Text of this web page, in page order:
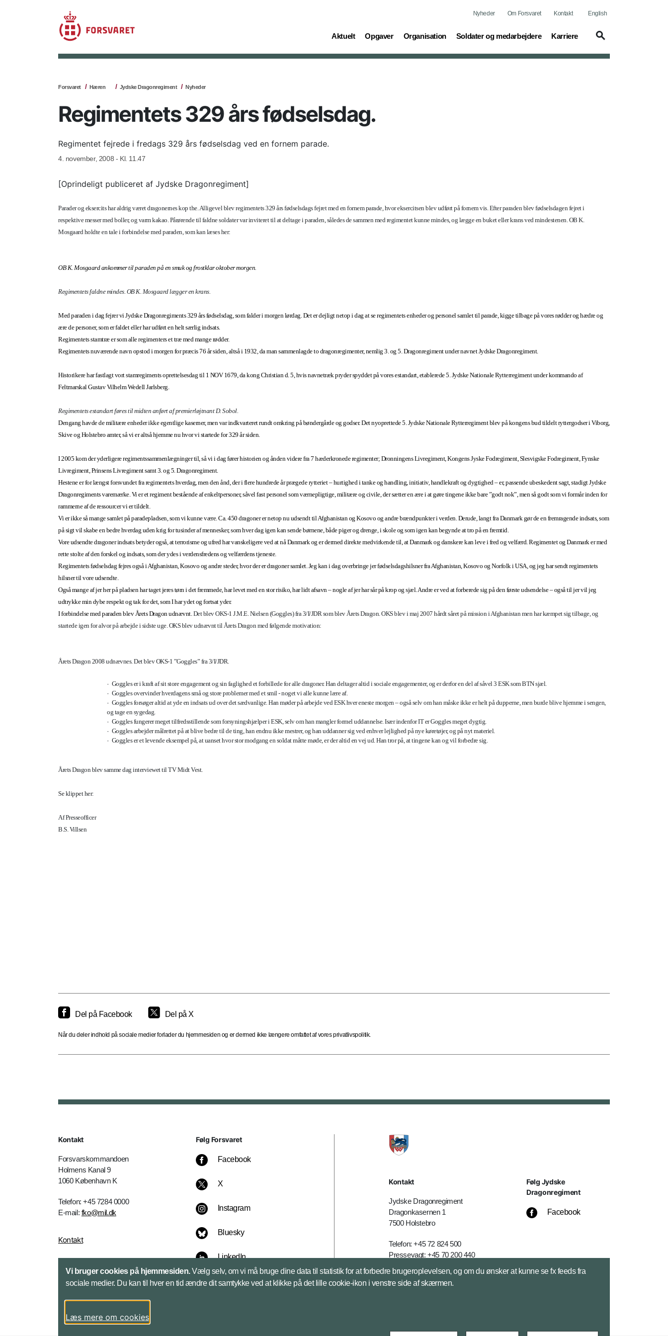
Nyheder Om Forsvaret Kontakt English
Aktuelt
(current) Opgaver
(current) Organisation
(current) Soldater og medarbejdere
(current) Karriere
(current)
Forsvaret Hæren Jydske Dragonregiment Nyheder
Regimentets 329 års fødselsdag.
Regimentet fejrede i fredags 329 års fødselsdag ved en fornem parade.
4. november, 2008 - Kl. 11.47
[Oprindeligt publiceret af Jydske Dragonregiment]
Parader og eksercits har aldrig været dragonernes kop the. Alligevel blev regimentets 329 års fødselsdags fejret med en fornem parade, hvor eksercitsen blev udført på fornem vis. Efter paraden blev fødselsdagen fejret i
respektive messer med boller, og varm kakao. Pårørende til faldne soldater var inviteret til at deltage i paraden, således de sammen med regimentet kunne mindes, og lægge en buket eller krans ved mindestenen. OB K.
Mosgaard holdte en tale i forbindelse med paraden, som kan læses her:
OB K. Mosgaard ankommer til paraden på en smuk og frostklar oktober morgen.
Regimentets faldne mindes. OB K. Mosgaard lægger en krans.
Med paraden i dag fejrer vi Jydske Dragonregiments 329 års fødselsdag, som falder i morgen lørdag. Det er dejligt netop i dag at se regimentets enheder og personel samlet til parade, kigge tilbage på vores rødder og hædre og
ære de personer, som er faldet eller har udført en helt særlig indsats.
Regimentets stamtræ er som alle regimenters et træ med mange rødder.
Regimentets nuværende navn opstod i morgen for præcis 76 år siden, altså i 1932, da man sammenlagde to dragonregimenter, nemlig 3. og 5. Dragonregiment under navnet Jydske Dragonregiment.
Historikere har fastlagt vort stamregiments oprettelsesdag til 1 NOV 1679, da kong Christian d. 5, hvis navnetræk pryder spyddet på vores estandart, etablerede 5. Jydske Nationale Rytterregiment under kommando af
Feltmarskal Gustav Vilhelm Wedell Jarlsberg.
Regimentets estandart føres til midten anført af premierløjtnant D. Sobol.
Dengang havde de militære enheder ikke egentlige kaserner, men var indkvarteret rundt omkring på bøndergårde og godser. Det nyoprettede 5. Jydske Nationale Rytterregiment blev på kongens bud tildelt ryttergodser i Viborg,
Skive og Holstebro amter, så vi er altså hjemme nu hvor vi startede for 329 år siden.
I 2005 kom der yderligere regimentssammenlægninger til, så vi i dag fører historien og ånden videre fra 7 hæderkronede regimenter; Dronningens Livregiment, Kongens Jyske Fodregiment, Slesvigske Fodregiment, Fynske
Livregiment, Prinsens Livregiment samt 3. og 5. Dragonregiment.
Hestene er for længst forsvundet fra regimentets hverdag, men den ånd, der i flere hundrede år prægede rytteriet – hurtighed i tanke og handling, initiativ, handlekraft og dygtighed – er, passende ubeskedent sagt, stadigt Jydske
Dragonregiments varemærke. Vi er et regiment bestående af enkeltpersoner, såvel fast personel som værnepligtige, militære og civile, der sætter en ære i at gøre tingene ikke bare ”godt nok”, men så godt som vi formår inden for
rammerne af de ressourcer vi er tildelt.
Vi er ikke så mange samlet på paradepladsen, som vi kunne være. Ca. 450 dragoner er netop nu udsendt til Afghanistan og Kosovo og andre brændpunkter i verden. Derude, langt fra Danmark gør de en fremragende indsats, som
på sigt vil skabe en bedre hverdag uden krig for tusinder af mennesker, som hver dag igen kan sende børnene, både piger og drenge, i skole og som igen kan begynde at tro på en fremtid.
Vore udsendte dragoner indsats betyder også, at terrorisme og ufred har vanskeligere ved at nå Danmark og er dermed direkte medvirkende til, at Danmark og danskere kan leve i fred og velfærd. Regimentet og Danmark er med
rette stolte af den forskel og indsats, som der ydes i verdensfredens og velfærdens tjeneste.
Regimentets fødselsdag fejres også i Afghanistan, Kosovo og andre steder, hvor der er dragoner samlet. Jeg kan i dag overbringe jer fødselsdagshilsner fra Afghanistan, Kosovo og Norfolk i USA, og jeg har sendt regimentets
hilsner til vore udsendte.
Også mange af jer her på pladsen har taget jeres tørn i det fremmede, har levet med en stor risiko, har lidt afsavn – nogle af jer har sår på krop og sjæl. Andre er ved at forberede sig på den første udsendelse – også til jer vil jeg
udtrykke min dybe respekt og tak for det, som I har ydet og fortsat yder.
I forbindelse med paraden blev Årets Dragon udnævnt.Det blev OKS-1 J.M.E. Nielsen (Goggles) fra 3/I/JDR som blev Årets Dragon. OKS blev i maj 2007 hårdt såret på mission i Afghanistan men har kæmpet sig tilbage, og
startede igen for alvor på arbejde i sidste uge. OKS blev udnævnt til Årets Dragon med følgende motivation:
Årets Dragon 2008 udnævnes. Det blev OKS-1 ”Goggles” fra 3/I/JDR.
· Goggles er i kraft af sit store engagement og sin faglighed et forbillede for alle dragoner. Han deltager altid i sociale engagementer, og er derfor en del af såvel 3 ESK som BTN sjæl.
· Goggles overvinder hverdagens små og store problemer med et smil - noget vi alle kunne lære af.
· Goggles forsøger altid at yde en indsats ud over det sædvanlige. Han møder på arbejde ved ESK hver eneste morgen – også selv om han måske ikke er helt på dupperne, men burde blive hjemme i sengen,
og tage en sygedag.
· Goggles fungerer meget tilfredsstillende som forsyningshjælper i ESK, selv om han mangler formel uddannelse. Især indenfor IT er Goggles meget dygtig.
· Goggles arbejder målrettet på at blive bedre til de ting, han endnu ikke mestrer, og han uddanner sig ved enhver lejlighed på nye køretøjer, og på nyt materiel.
· Goggles er et levende eksempel på, at uanset hvor stor modgang en soldat måtte møde, er der altid en vej ud. Han tror på, at tingene kan og vil forbedre sig.
Årets Dragon blev samme dag interviewet til TV Midt Vest.
Se klippet her:
Af Presseofficer
B.S. Villsen
Del på Facebook Del på X
Når du deler indhold på sociale medier forlader du hjemmesiden og er dermed ikke længere omfattet af vores privatlivspolitik.
Kontakt
Forsvarskommandoen
Holmens Kanal 9
1060 København K
Telefon: +45 7284 0000
E-mail: fko@mil.dk
Kontakt
Følg Forsvaret
Facebook
X
Instagram
Bluesky
LinkedIn
Kontakt
Jydske Dragonregiment
Dragonkasernen 1
7500 Holstebro
Telefon: +45 72 824 500
Pressevagt: +45 70 200 440
Følg Jydske
Dragonregiment
Facebook
Vi bruger cookies på hjemmesiden.Vælg selv, om vi må bruge dine data til statistik for at forbedre brugeroplevelsen, og om du ønsker at kunne se fx feeds fra
sociale medier. Du kan til hver en tid ændre dit samtykke ved at klikke på det lille cookie-ikon i venstre side af skærmen.
Læs mere om cookies